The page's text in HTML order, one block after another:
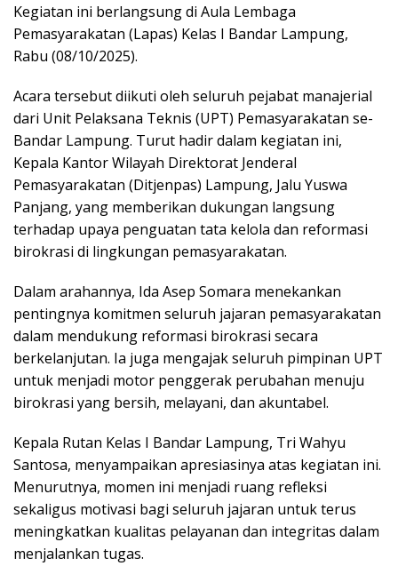
Kegiatan ini berlangsung di Aula Lembaga
Pemasyarakatan (Lapas) Kelas I Bandar Lampung,
Rabu (08/10/2025).
Acara tersebut diikuti oleh seluruh pejabat manajerial
dari Unit Pelaksana Teknis (UPT) Pemasyarakatan se-
Bandar Lampung. Turut hadir dalam kegiatan ini,
Kepala Kantor Wilayah Direktorat Jenderal
Pemasyarakatan (Ditjenpas) Lampung, Jalu Yuswa
Panjang, yang memberikan dukungan langsung
terhadap upaya penguatan tata kelola dan reformasi
birokrasi di lingkungan pemasyarakatan.
Dalam arahannya, Ida Asep Somara menekankan
pentingnya komitmen seluruh jajaran pemasyarakatan
dalam mendukung reformasi birokrasi secara
berkelanjutan. Ia juga mengajak seluruh pimpinan UPT
untuk menjadi motor penggerak perubahan menuju
birokrasi yang bersih, melayani, dan akuntabel.
Kepala Rutan Kelas I Bandar Lampung, Tri Wahyu
Santosa, menyampaikan apresiasinya atas kegiatan ini.
Menurutnya, momen ini menjadi ruang refleksi
sekaligus motivasi bagi seluruh jajaran untuk terus
meningkatkan kualitas pelayanan dan integritas dalam
menjalankan tugas.